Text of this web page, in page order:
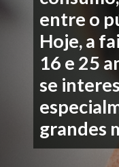
entre o
Hoje, a
16 e 25
se
grandes